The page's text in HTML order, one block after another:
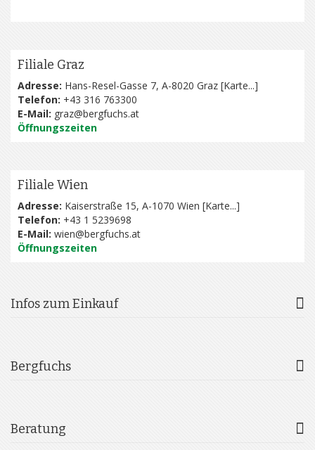
Filiale Graz
Adresse: Hans-Resel-Gasse 7, A-8020 Graz [Karte...]
Telefon: +43 316 763300
E-Mail: graz@bergfuchs.at
Öffnungszeiten
Filiale Wien
Adresse: Kaiserstraße 15, A-1070 Wien [Karte...]
Telefon: +43 1 5239698
E-Mail: wien@bergfuchs.at
Öffnungszeiten
Infos zum Einkauf
Bergfuchs
Beratung